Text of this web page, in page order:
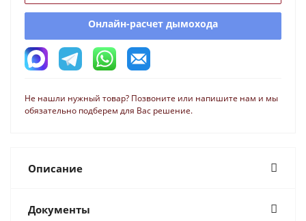
Онлайн-расчет дымохода
Не нашли нужный товар? Позвоните или напишите нам и мы
обязательно подберем для Вас решение.
Описание
Документы